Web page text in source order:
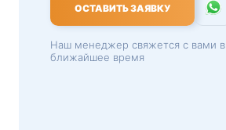
ОСТАВИТЬ ЗАЯВКУ
Наш менеджер свяжется с вами в
ближайшее время